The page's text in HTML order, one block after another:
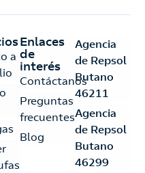
a
Enlaces
de
interés
Contáctanos
Preguntas
frecuentes
Blog
Agencia
de Repsol
Butano
46211
Agencia
de Repsol
Butano
46299